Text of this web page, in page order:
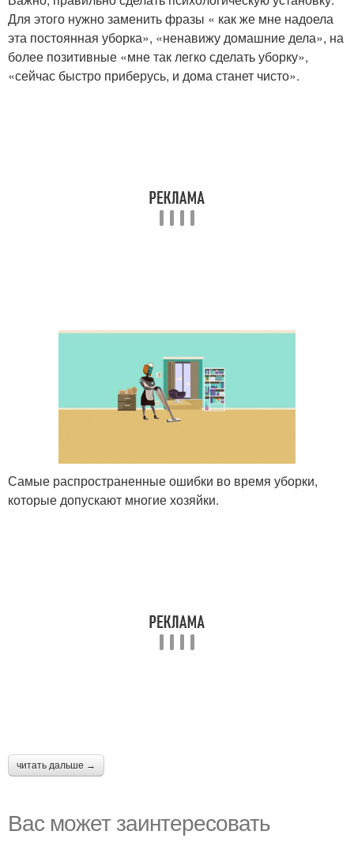
Для этого нужно заменить фразы « как же мне надоела
эта постоянная уборка», «ненавижу домашние дела», на
более позитивные «мне так легко сделать уборку»,
«сейчас быстро приберусь, и дома станет чисто».
Самые распространенные ошибки во время уборки,
которые допускают многие хозяйки.
читать дальше →
Вас может заинтересовать